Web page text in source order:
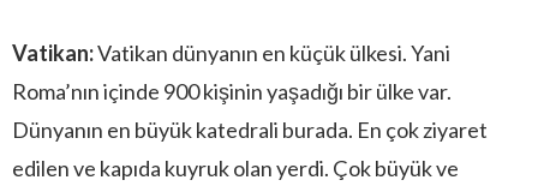
Vatikan:Vatikan dünyanın en küçük ülkesi. Yani
Roma’nın içinde 900 kişinin yaşadığı bir ülke var.
Dünyanın en büyük katedrali burada. En çok ziyaret
edilen ve kapıda kuyruk olan yerdi. Çok büyük ve